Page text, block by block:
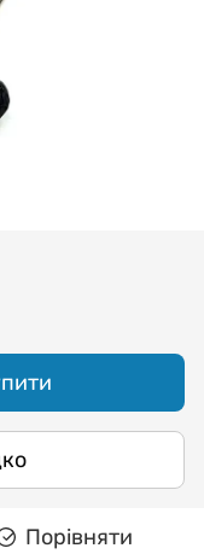
Порівняти